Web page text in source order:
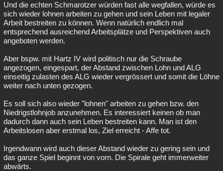
Und die echten Schmarotzer würden fast alle wegfallen, würde es
sich wieder lohnen arbeiten zu gehen und sein Leben mit legaler
Arbeit bestreiten zu können. Wenn natürlich endlich mal
entsprechend ausreichend Arbeitsplätze und Perspektiven auch
angeboten werden.
Aber bspw. mit Hartz IV wird politisch nur die Schraube
angezogen, eingespart, der Abstand zwischen Lohn und ALG
einseitig zulasten des ALG wieder vergrössert und somit die Löhne
weiter nach unten gezogen.
Es soll sich also wieder "lohnen" arbeiten zu gehen bzw. den
Niedrigstlohnjob anzunehmen. Es interessiert keinen ob man
dadurch dann auch sein Leben bestreiten kann. Man ist den
Arbeitslosen aber erstmal los, Ziel erreicht - Affe tot.
Irgendwann wird auch dieser Abstand wieder zu gering sein und
das ganze Spiel beginnt von vorn. Die Spirale geht immerweiter
abwärts.